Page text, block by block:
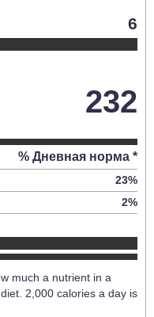
6
232
% Дневная норма *
23%
2%
much a nutrient in a
2,000 calories a day is